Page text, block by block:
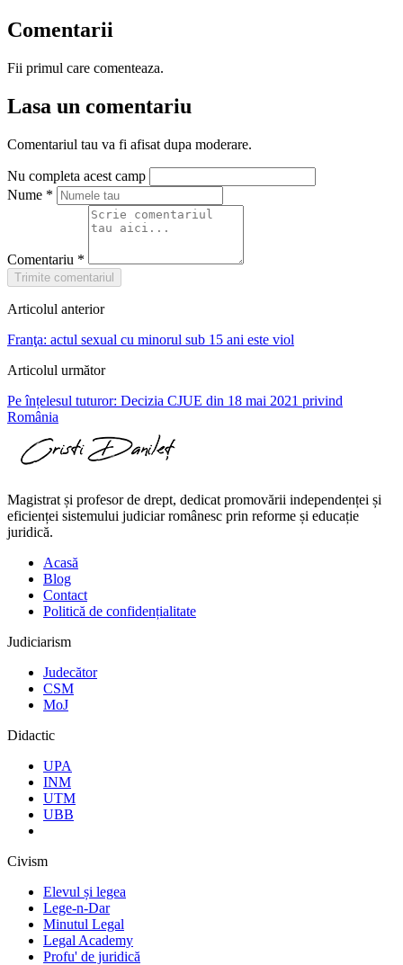
Comentarii
Fii primul care comenteaza.
Lasa un comentariu
Comentariul tau va fi afisat dupa moderare.
Nu completa acest camp
Nume *
Comentariu *
Trimite comentariul
Articolul anterior
Franţa: actul sexual cu minorul sub 15 ani este viol
Articolul următor
Pe înțelesul tuturor: Decizia CJUE din 18 mai 2021 privind
România
Magistrat și profesor de drept, dedicat promovării independenței și
eficienței sistemului judiciar românesc prin reforme și educație
juridică.
Acasă
Blog
Contact
Politică de confidențialitate
Judiciarism
Judecător
CSM
MoJ
Didactic
UPA
INM
UTM
UBB
Civism
Elevul și legea
Lege-n-Dar
Minutul Legal
Legal Academy
Profu' de juridică